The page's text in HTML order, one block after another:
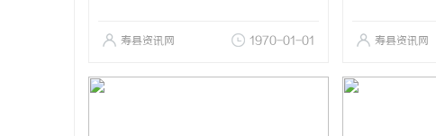
寿县资讯网 1970-01-01 寿县资讯网